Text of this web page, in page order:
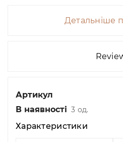
Детальніше
Артикул
В наявності 3 од.
Характеристики